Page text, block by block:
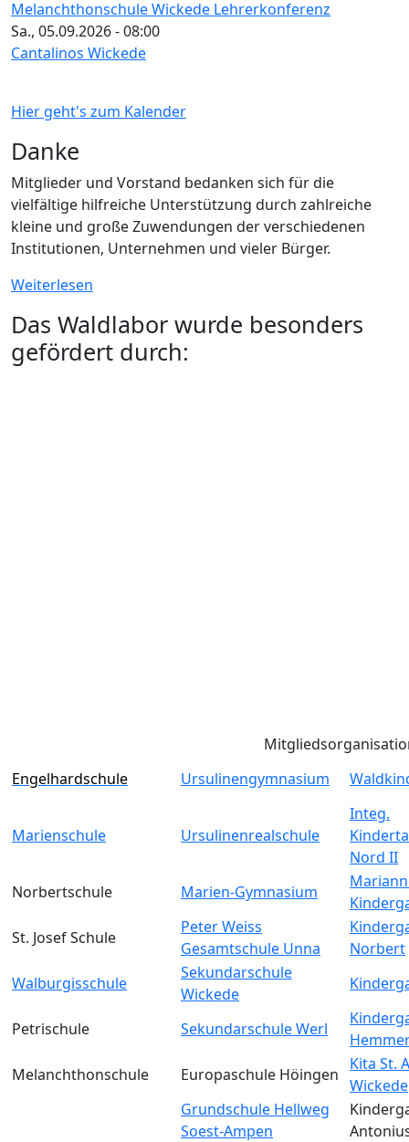
Melanchthonschule Wickede Lehrerkonferenz
Sa., 05.09.2026 - 08:00
Cantalinos Wickede
Hier geht's zum Kalender
Danke
Mitglieder und Vorstand bedanken sich für die
vielfältige hilfreiche Unterstützung durch zahlreiche
kleine und große Zuwendungen der verschiedenen
Institutionen, Unternehmen und vieler Bürger.
Weiterlesen
Das Waldlabor wurde besonders
gefördert durch:
Engelhardschule
Ursulinengymnasium
Marienschule Ursulinenrealschule
Integ.
Nord II
Norbertschule
Marien-Gymnasium
St. Josef Schule
Peter Weiss
Gesamtschule Unna
Norbert
Walburgisschule
Sekundarschule
Wickede
Petrischule Sekundarschule Werl
Melanchthonschule
Europaschule Höingen
Kita St.
Wickede
Grundschule Hellweg
Soest-Ampen